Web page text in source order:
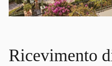
Ricevimento